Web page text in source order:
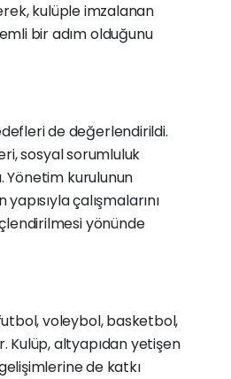
kulüple imzalanan
bir adım olduğunu
de değerlendirildi.
sosyal sorumluluk
Yönetim kurulunun
çalışmalarını
yönünde
voleybol, basketbol,
altyapıdan yetişen
de katkı